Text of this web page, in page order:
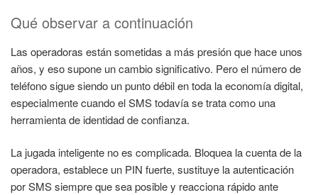
Qué observar a continuación
Las operadoras están sometidas a más presión que hace unos
años, y eso supone un cambio significativo. Pero el número de
teléfono sigue siendo un punto débil en toda la economía digital,
especialmente cuando el SMS todavía se trata como una
herramienta de identidad de confianza.
La jugada inteligente no es complicada. Bloquea la cuenta de la
operadora, establece un PIN fuerte, sustituye la autenticación
por SMS siempre que sea posible y reacciona rápido ante